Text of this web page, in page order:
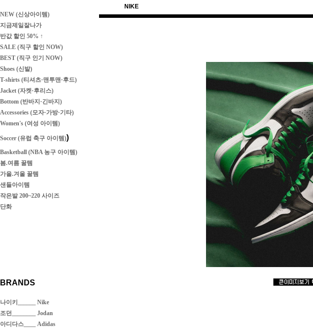
NEW (신상아이템)
지금제일잘나가
반값 할인 50% ↑
SALE (직구 할인 NOW)
BEST (직구 인기 NOW)
Shoes (신발)
T-shirts (티셔츠·맨투맨·후드)
Jacket (자켓·후리스)
Bottom (반바지·긴바지)
Accessories (모자·가방·기타)
Women's (여성 아이템)
Soccer (유럽 축구 아이템))
Basketball (NBA 농구 아이템)
봄.여름 꿀템
가을.겨울 꿀템
샌들아이템
작은발 200~220 사이즈
단화
BRANDS
나이키______ Nike
조던________ Jodan
아디다스____ Adidas
NIKE